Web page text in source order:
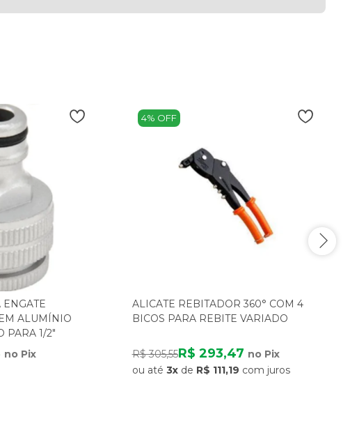
ALUMÍNIO
PARA 1/2"
no Pix
4% OFF
ALICATE REBITADOR 360° COM 4
BICOS PARA REBITE VARIADO
R$ 305,55R$ 293,47 no Pix
ou até 3xde R$ 111,19 com juros